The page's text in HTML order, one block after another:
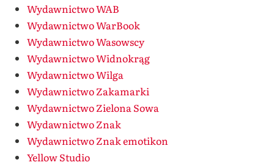
Wydawnictwo WAB
Wydawnictwo WarBook
Wydawnictwo Wasowscy
Wydawnictwo Widnokrąg
Wydawnictwo Wilga
Wydawnictwo Zakamarki
Wydawnictwo Zielona Sowa
Wydawnictwo Znak
Wydawnictwo Znak emotikon
Yellow Studio